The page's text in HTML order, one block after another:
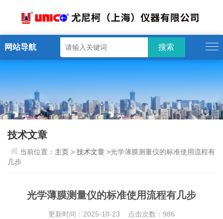
网站导航
技术文章
当前位置： 主页 >技术文章 >光学薄膜测量仪的标准使用流程有
几步
光学薄膜测量仪的标准使用流程有几步
更新时间：2025-10-23 点击次数：986